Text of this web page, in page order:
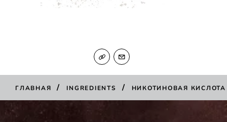
ГЛАВНАЯ / INGREDIENTS / НИКОТИНОВАЯ